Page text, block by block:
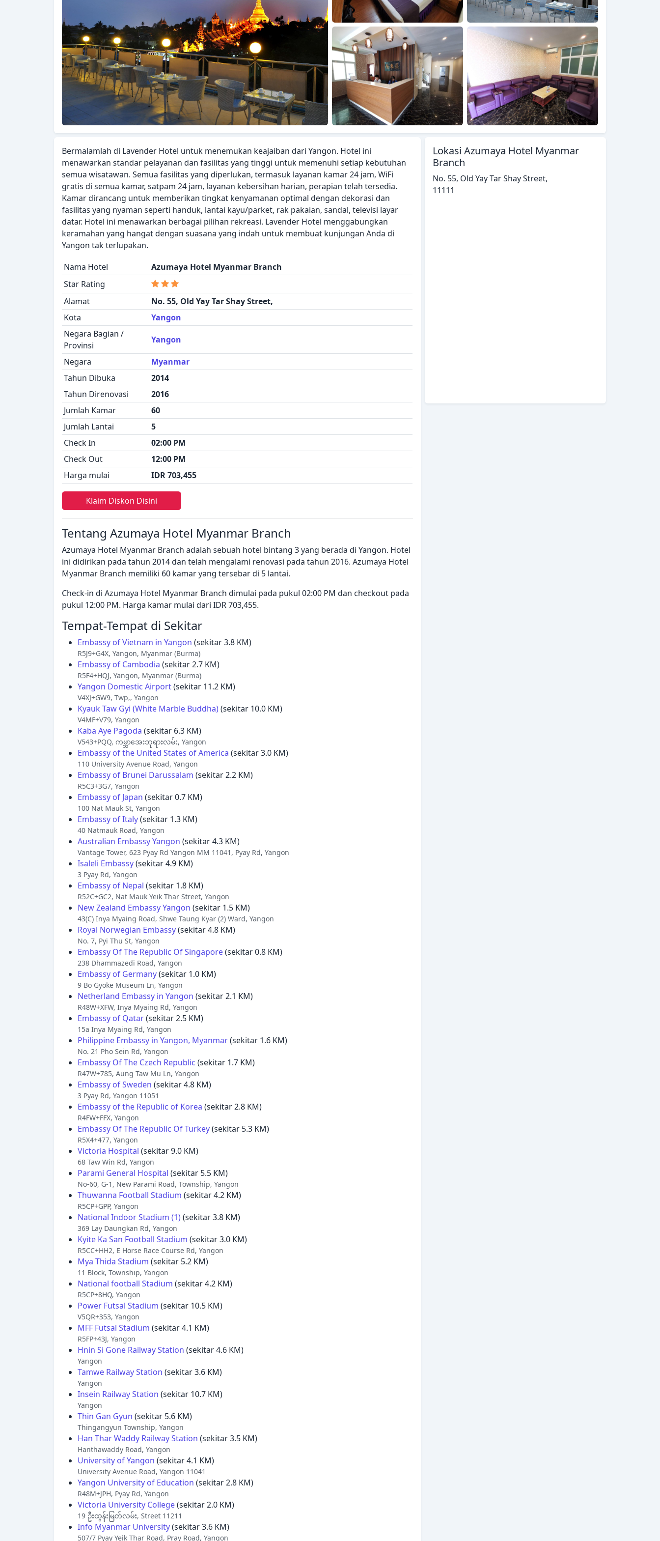
Bermalamlah di Lavender Hotel untuk menemukan keajaiban dari Yangon. Hotel ini
menawarkan standar pelayanan dan fasilitas yang tinggi untuk memenuhi setiap kebutuhan
semua wisatawan. Semua fasilitas yang diperlukan, termasuk layanan kamar 24 jam, WiFi
gratis di semua kamar, satpam 24 jam, layanan kebersihan harian, perapian telah tersedia.
Kamar dirancang untuk memberikan tingkat kenyamanan optimal dengan dekorasi dan
fasilitas yang nyaman seperti handuk, lantai kayu/parket, rak pakaian, sandal, televisi layar
datar. Hotel ini menawarkan berbagai pilihan rekreasi. Lavender Hotel menggabungkan
keramahan yang hangat dengan suasana yang indah untuk membuat kunjungan Anda di
Yangon tak terlupakan.
Nama Hotel
Azumaya Hotel Myanmar Branch
Star Rating
Alamat
No. 55, Old Yay Tar Shay Street,
Kota
Yangon
Negara Bagian /
Provinsi
Yangon
Negara
Myanmar
Tahun Dibuka
2014
Tahun Direnovasi
2016
Jumlah Kamar
60
Jumlah Lantai
5
Check In
02:00 PM
Check Out
12:00 PM
Harga mulai
IDR 703,455
Klaim Diskon Disini
Tentang Azumaya Hotel Myanmar Branch
Azumaya Hotel Myanmar Branch adalah sebuah hotel bintang 3 yang berada di Yangon. Hotel
ini didirikan pada tahun 2014 dan telah mengalami renovasi pada tahun 2016. Azumaya Hotel
Myanmar Branch memiliki 60 kamar yang tersebar di 5 lantai.
Check-in di Azumaya Hotel Myanmar Branch dimulai pada pukul 02:00 PM dan checkout pada
pukul 12:00 PM. Harga kamar mulai dari IDR 703,455.
Tempat-Tempat di Sekitar
Embassy of Vietnam in Yangon (sekitar 3.8 KM)
R5J9+G4X, Yangon, Myanmar (Burma)
Embassy of Cambodia (sekitar 2.7 KM)
R5F4+HQJ, Yangon, Myanmar (Burma)
Yangon Domestic Airport(sekitar 11.2 KM)
V4XJ+GW9, Twp,, Yangon
Kyauk Taw Gyi (White Marble Buddha)(sekitar 10.0 KM)
V4MF+V79, Yangon
Kaba Aye Pagoda (sekitar 6.3 KM)
V543+PQQ, ကမ္ဘာအေးဘုရားလမ်း, Yangon
Embassy of the United States of America (sekitar 3.0 KM)
110 University Avenue Road, Yangon
Embassy of Brunei Darussalam (sekitar 2.2 KM)
R5C3+3G7, Yangon
Embassy of Japan (sekitar 0.7 KM)
100 Nat Mauk St, Yangon
Embassy of Italy(sekitar 1.3 KM)
40 Natmauk Road, Yangon
Australian Embassy Yangon (sekitar 4.3 KM)
Vantage Tower, 623 Pyay Rd Yangon MM 11041, Pyay Rd, Yangon
Isaleli Embassy(sekitar 4.9 KM)
3 Pyay Rd, Yangon
Embassy of Nepal (sekitar 1.8 KM)
R52C+GC2, Nat Mauk Yeik Thar Street, Yangon
New Zealand Embassy Yangon (sekitar 1.5 KM)
43(C) Inya Myaing Road, Shwe Taung Kyar (2) Ward, Yangon
Royal Norwegian Embassy(sekitar 4.8 KM)
No. 7, Pyi Thu St, Yangon
Embassy Of The Republic Of Singapore(sekitar 0.8 KM)
238 Dhammazedi Road, Yangon
Embassy of Germany(sekitar 1.0 KM)
9 Bo Gyoke Museum Ln, Yangon
Netherland Embassy in Yangon (sekitar 2.1 KM)
R48W+XFW, Inya Myaing Rd, Yangon
Embassy of Qatar(sekitar 2.5 KM)
15a Inya Myaing Rd, Yangon
Philippine Embassy in Yangon, Myanmar(sekitar 1.6 KM)
No. 21 Pho Sein Rd, Yangon
Embassy Of The Czech Republic (sekitar 1.7 KM)
R47W+785, Aung Taw Mu Ln, Yangon
Embassy of Sweden (sekitar 4.8 KM)
3 Pyay Rd, Yangon 11051
Embassy of the Republic of Korea (sekitar 2.8 KM)
R4FW+FFX, Yangon
Embassy Of The Republic Of Turkey(sekitar 5.3 KM)
R5X4+477, Yangon
Victoria Hospital (sekitar 9.0 KM)
68 Taw Win Rd, Yangon
Parami General Hospital (sekitar 5.5 KM)
No-60, G-1, New Parami Road, Township, Yangon
Thuwanna Football Stadium (sekitar 4.2 KM)
R5CP+GPP, Yangon
National Indoor Stadium (1)(sekitar 3.8 KM)
369 Lay Daungkan Rd, Yangon
Kyite Ka San Football Stadium (sekitar 3.0 KM)
R5CC+HH2, E Horse Race Course Rd, Yangon
Mya Thida Stadium (sekitar 5.2 KM)
11 Block, Township, Yangon
National football Stadium (sekitar 4.2 KM)
R5CP+8HQ, Yangon
Power Futsal Stadium (sekitar 10.5 KM)
V5QR+353, Yangon
MFF Futsal Stadium (sekitar 4.1 KM)
R5FP+43J, Yangon
Hnin Si Gone Railway Station (sekitar 4.6 KM)
Yangon
Tamwe Railway Station (sekitar 3.6 KM)
Yangon
Insein Railway Station (sekitar 10.7 KM)
Yangon
Thin Gan Gyun (sekitar 5.6 KM)
Thingangyun Township, Yangon
Han Thar Waddy Railway Station (sekitar 3.5 KM)
Hanthawaddy Road, Yangon
University of Yangon (sekitar 4.1 KM)
University Avenue Road, Yangon 11041
Yangon University of Education (sekitar 2.8 KM)
R48M+JPH, Pyay Rd, Yangon
Victoria University College(sekitar 2.0 KM)
19 ဦးထွန်းမြတ်လမ်း, Street 11211
Info Myanmar University(sekitar 3.6 KM)
507/7 Pyay Yeik Thar Road, Pray Road, Yangon
Lokasi Azumaya Hotel Myanmar
Branch
No. 55, Old Yay Tar Shay Street,
11111